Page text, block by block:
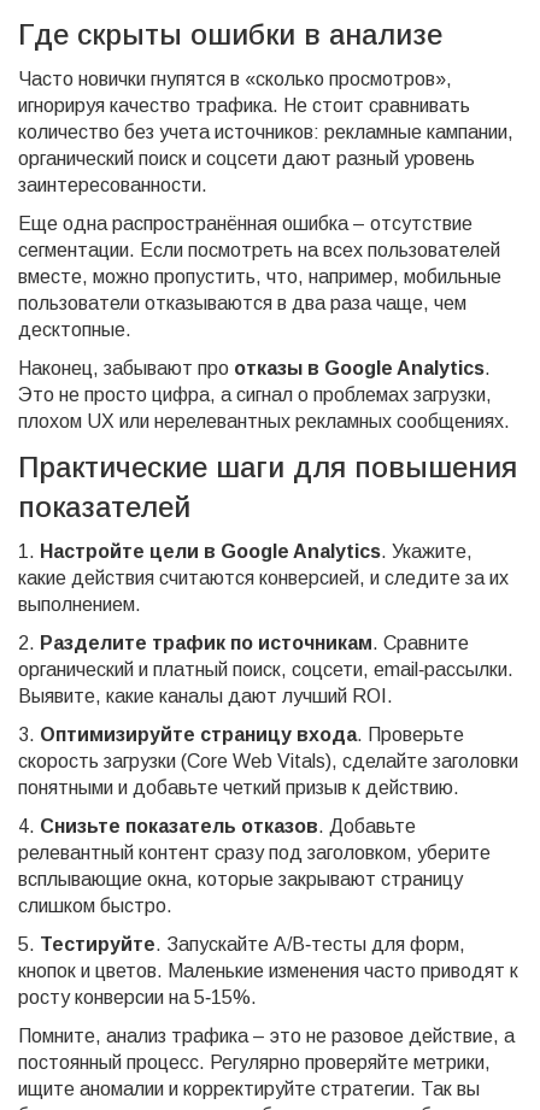
Где скрыты ошибки в анализе
Часто новички гнупятся в «сколько просмотров»,
игнорируя качество трафика. Не стоит сравнивать
количество без учета источников: рекламные кампании,
органический поиск и соцсети дают разный уровень
заинтересованности.
Еще одна распространённая ошибка – отсутствие
сегментации. Если посмотреть на всех пользователей
вместе, можно пропустить, что, например, мобильные
пользователи отказываются в два раза чаще, чем
десктопные.
Наконец, забывают про отказы в Google Analytics.
Это не просто цифра, а сигнал о проблемах загрузки,
плохом UX или нерелевантных рекламных сообщениях.
Практические шаги для повышения
показателей
1. Настройте цели в Google Analytics. Укажите,
какие действия считаются конверсией, и следите за их
выполнением.
2. Разделите трафик по источникам. Сравните
органический и платный поиск, соцсети, email‑рассылки.
Выявите, какие каналы дают лучший ROI.
3. Оптимизируйте страницу входа. Проверьте
скорость загрузки (Core Web Vitals), сделайте заголовки
понятными и добавьте четкий призыв к действию.
4. Снизьте показатель отказов. Добавьте
релевантный контент сразу под заголовком, уберите
всплывающие окна, которые закрывают страницу
слишком быстро.
5. Тестируйте. Запускайте A/B‑тесты для форм,
кнопок и цветов. Маленькие изменения часто приводят к
росту конверсии на 5‑15%.
Помните, анализ трафика – это не разовое действие, а
постоянный процесс. Регулярно проверяйте метрики,
ищите аномалии и корректируйте стратегии. Так вы